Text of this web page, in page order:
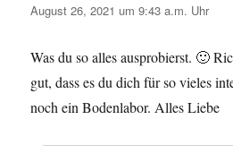
August 26, 2021 um 9:43 a.m. Uhr
Was du so alles ausprobierst. 🙂
gut, dass es du dich für so vieles
noch ein Bodenlabor. Alles Liebe